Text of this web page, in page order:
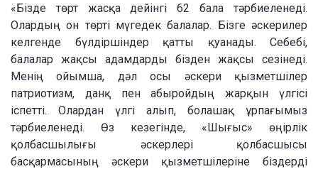
«Бізде төрт жасқа дейінгі 62 бала тәрбиеленеді.
Олардың он төрті мүгедек балалар. Бізге әскерилер
келгенде бүлдіршіндер қатты қуанады. Себебі,
балалар жақсы адамдарды бізден жақсы сезінеді.
Менің ойымша, дәл осы әскери қызметшілер
патриотизм, данқ пен абыройдың жарқын үлгісі
іспетті. Олардан үлгі алып, болашақ ұрпағымыз
тәрбиеленеді. Өз кезегінде, «Шығыс» өңірлік
қолбасшылығы әскерлері қолбасшысы
басқармасының әскери қызметшілеріне біздерді